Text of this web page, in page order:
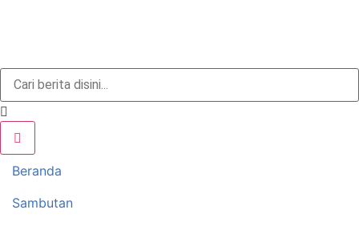
Beranda
Sambutan